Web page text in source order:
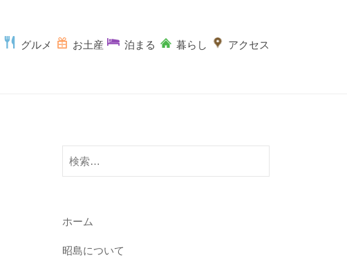
グルメ お土産 泊まる 暮らし アクセス
検
ホーム
昭島について